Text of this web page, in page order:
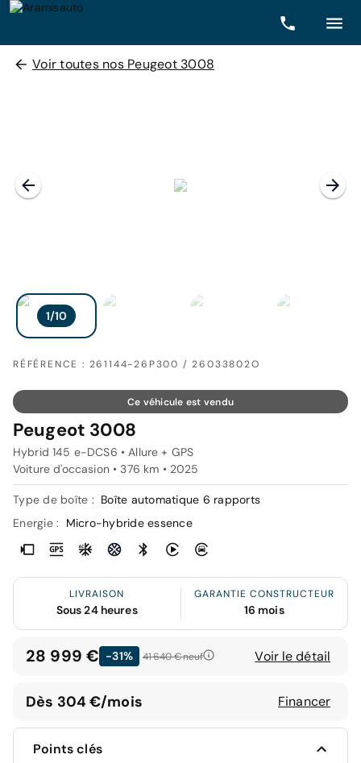
Voir toutes nos Peugeot 3008
RÉFÉRENCE : 261144-26P300 / 26033802O
Ce véhicule est vendu
Peugeot 3008
Hybrid 145 e-DCS6 • Allure + GPS
Voiture d'occasion • 376 km • 2025
Type de boîte : Boîte automatique 6 rapports
Energie :
Micro-hybride essence
LIVRAISON
Sous 24 heures
GARANTIE CONSTRUCTEUR
16 mois
28 999 € -31% 41 640 €neuf Voir le détail
Dès 304 €/mois Financer
Points clés